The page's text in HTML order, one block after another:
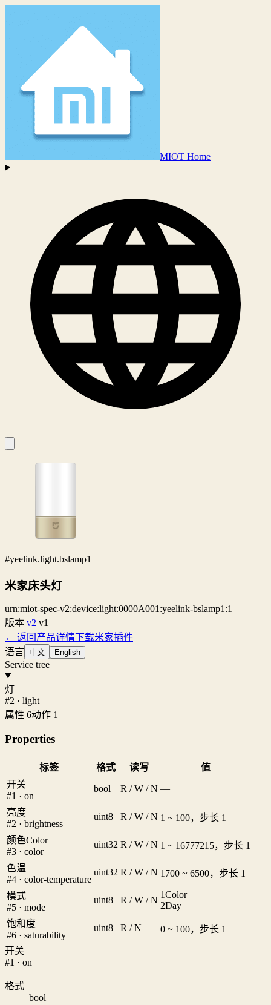
MIOT Home
#yeelink.light.bslamp1
米家床头灯
urn:miot-spec-v2:device:light:0000A001:yeelink-bslamp1:1
版本 v2 v1
← 返回产品详情下载米家插件
语言 中文 English
Service tree
灯
#2 · light
属性 6动作 1
Properties
标签 格式 读写
值
开关
#1 · on
bool R / W / N —
亮度
#2 · brightness
uint8 R / W / N 1 ~ 100，步长 1
颜色Color
#3 · color
uint32 R / W / N 1 ~ 16777215，步长 1
色温
#4 · color-temperature
uint32 R / W / N 1700 ~ 6500，步长 1
模式
#5 · mode
uint8 R / W / N
1Color
2Day
饱和度
#6 · saturability
uint8 R / N 0 ~ 100，步长 1
开关
#1 · on
格式
bool